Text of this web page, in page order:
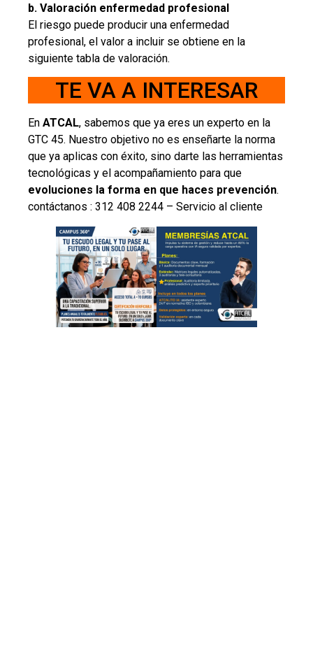
b. Valoración enfermedad profesional
El riesgo puede producir una enfermedad
profesional, el valor a incluir se obtiene en la
siguiente tabla de valoración.
TE VA A INTERESAR
En ATCAL, sabemos que ya eres un experto en la
GTC 45. Nuestro objetivo no es enseñarte la norma
que ya aplicas con éxito, sino darte las herramientas
tecnológicas y el acompañamiento para que
evoluciones la forma en que haces prevención.
contáctanos : 312 408 2244 – Servicio al cliente